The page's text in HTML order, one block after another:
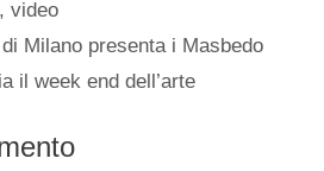
,video
Milano presenta i Masbedo
il week end dell’arte